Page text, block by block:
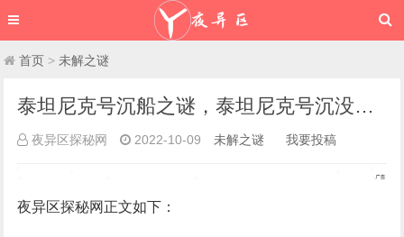
首页 > 未解之谜
泰坦尼克号沉船之谜，泰坦尼克号沉没的真相
夜异区探秘网 2022-10-09 未解之谜 我要投稿
夜异区探秘网 正文如下 ：